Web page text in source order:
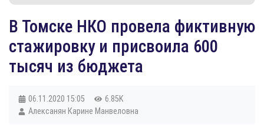
В Томске НКО провела фиктивную
стажировку и присвоила 600
тысяч из бюджета
06.11.2020 15:05
6.85K
Алексанян Карине Манвеловна